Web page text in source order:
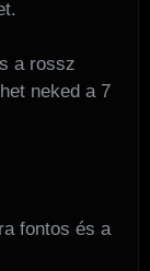
a rossz
neked a 7
fontos és a